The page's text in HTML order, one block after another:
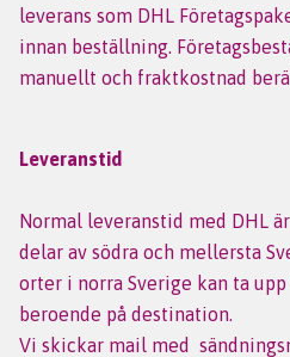
leverans som DHL
innan beställning.
manuellt och fraktkostnad
Leveranstid
Normal leveranstid med DHL
delar av södra och mellersta
orter i norra Sverige kan ta
beroende på destination.
Vi skickar mail med